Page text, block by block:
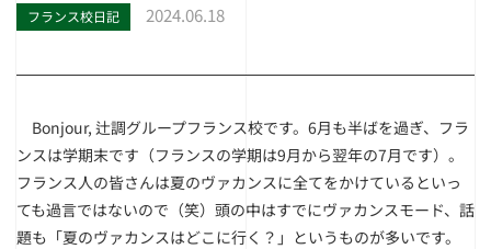
フランス校日記 2024.06.18
Bonjour, 辻調グループフランス校です。6月も半ばを過ぎ、フラ
ンスは学期末です（フランスの学期は9月から翌年の7月です）。
フランス人の皆さんは夏のヴァカンスに全てをかけているといっ
ても過言ではないので（笑）頭の中はすでにヴァカンスモード、話
題も「夏のヴァカンスはどこに行く？」というものが多いです。